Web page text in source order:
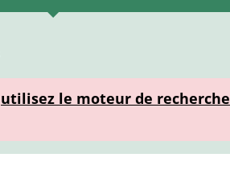
utilisez le moteur de recherche